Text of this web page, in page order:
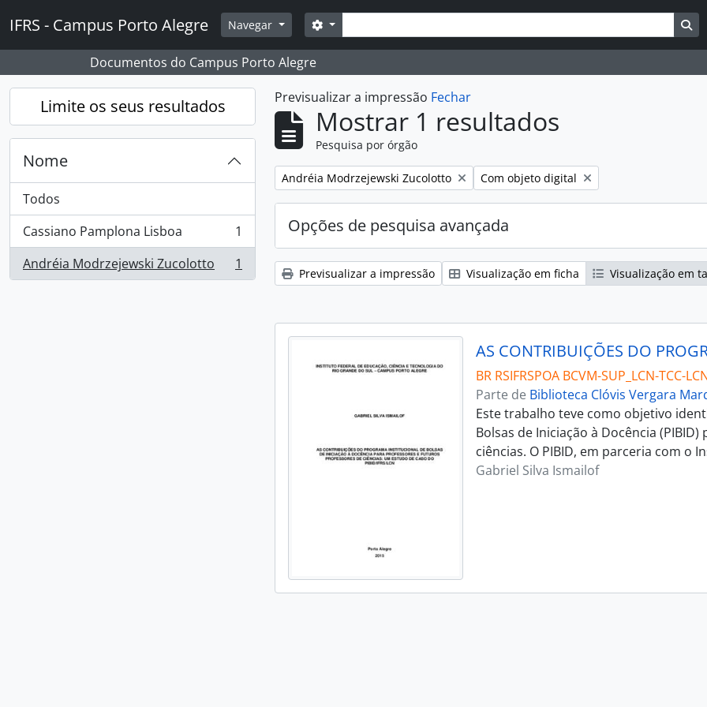
IFRS - Campus Porto Alegre Navegar Pesquisar
Opções de busca
Documentos do Campus Porto Alegre
Limite os seus resultados
Nome
Todos
Cassiano Pamplona Lisboa
, 1 resultados
1
Andréia Modrzejewski Zucolotto
, 1 resultados 1
Previsualizar a impressão Fechar
Mostrar 1 resultados
Pesquisa por órgão
Remover filtro:
Andréia Modrzejewski Zucolotto Remover filtro:
Com objeto digital
Opções de pesquisa avançada
Previsualizar a impressão Visualização em ficha
Visualização em
BR RSIFRSPOA BCVM-SUP_LCN-TCC-
Parte de Biblioteca Clóvis Vergara
Este trabalho teve como objetivo
Bolsas de Iniciação à Docência
ciências. O PIBID, em parceria com o
Gabriel Silva Ismailof